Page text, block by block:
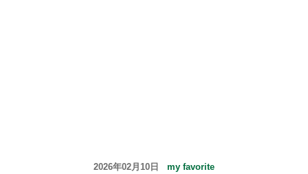
2026年02月10日 my favorite